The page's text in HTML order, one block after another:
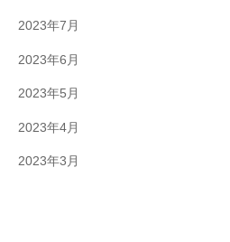
2023年7月
2023年6月
2023年5月
2023年4月
2023年3月